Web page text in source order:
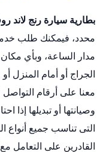
بطارية سيارة رنج لاند
محدد، فيمكنك طلب
مدار الساعة، وبأي
الجراج أو أمام المنزل
معنا على أرقام
وصيانتها أو تبديلها إذا
التى تناسب جميع أنواع
القادرين على التعامل